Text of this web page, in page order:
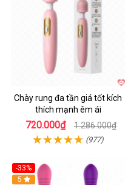
Chày rung đa tần giá tốt kích
thích mạnh êm ái
720.000₫ 1.286.000₫
(977)
-33%
Hot
5